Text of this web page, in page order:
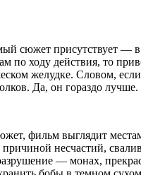
сюжет присутствует —
по ходу действия, то
желудке. Словом,
Да, он гораздо лучше.
фильм выглядит
причиной несчастий,
— монах,